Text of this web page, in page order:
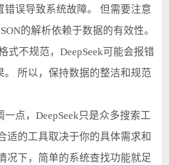
错误导致系统故障。 但需要注意
的解析依赖于数据的有效性。
式不规范，DeepSeek可能会报错
。 所以，保持数据的整洁和规范
，DeepSeek只是众多搜索工
适的工具取决于你的具体需求和
况下，简单的系统查找功能就足